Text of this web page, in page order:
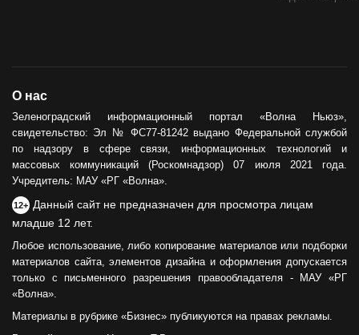
О нас
Зеленоградский информационный портал «Волна Ньюз»,
свидетельство: Эл № ФС77-81242 выдано Федеральной службой
по надзору в сфере связи, информационных технологий и
массовых коммуникаций (Роскомнадзор) 07 июля 2021 года.
Учредитель: МАУ «РГ «Волна».
12+ Данный сайт не предназначен для просмотра лицам
младше 12 лет.
Любое использование, либо копирование материалов или подборки
материалов сайта, элементов дизайна и оформления допускается
только с письменного разрешения правообладателя - МАУ «РГ
«Волна».
Материалы в рубрике «Бизнес» публикуются на правах рекламы.